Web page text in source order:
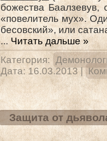
божества Баалзевув,
«повелитель мух».
бесовский», или
...Читать дальше »
Категория:
Дата: 16.03.2013|
Защита от